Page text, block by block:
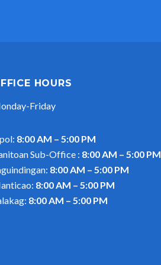
HOURS
Friday
8:00 AM – 5:00 PM
Sub-Office : 8:00 AM – 5:00 PM
8:00 AM – 5:00 PM
8:00 AM – 5:00 PM
8:00 AM – 5:00 PM